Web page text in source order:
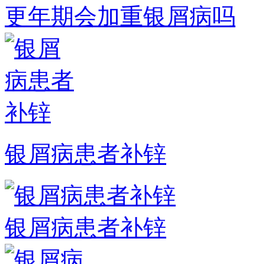
更年期会加重银屑病吗
银屑病患者补锌
银屑病患者补锌